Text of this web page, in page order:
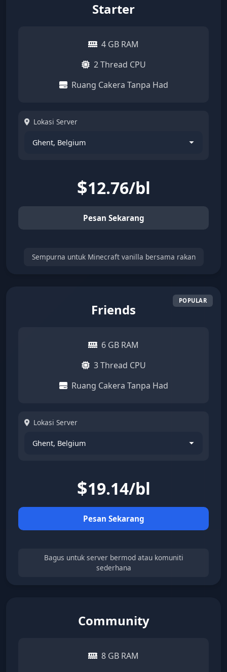
Starter
4 GB RAM
2 Thread CPU
Ruang Cakera Tanpa Had
Lokasi Server
$12.76/bl
Pesan Sekarang
Sempurna untuk Minecraft vanilla bersama rakan
Friends
6 GB RAM
3 Thread CPU
Ruang Cakera Tanpa Had
Lokasi Server
$19.14/bl
Pesan Sekarang
Bagus untuk server bermod atau komuniti
sederhana
Community
8 GB RAM